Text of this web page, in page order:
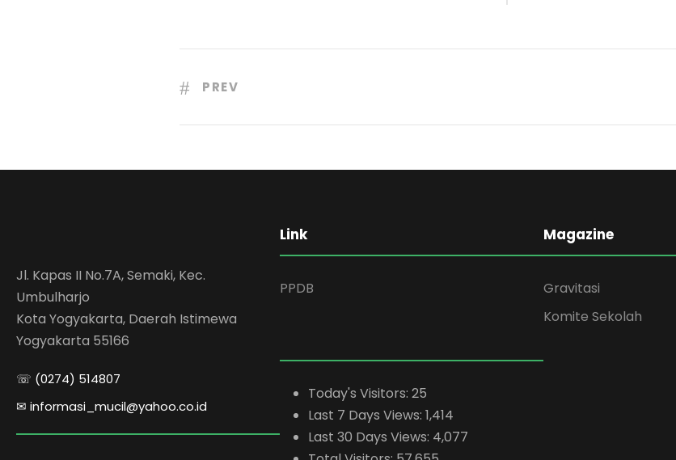
PREV
Jl. Kapas II No.7A, Semaki, Kec.
Umbulharjo
Kota Yogyakarta, Daerah Istimewa
Yogyakarta 55166
☏ (0274) 514807
✉ informasi_mucil@yahoo.co.id
Link
PPDB
Today's Visitors: 25
Last 7 Days Views: 1,414
Last 30 Days Views: 4,077
Magazine
Gravitasi
Komite Sekolah